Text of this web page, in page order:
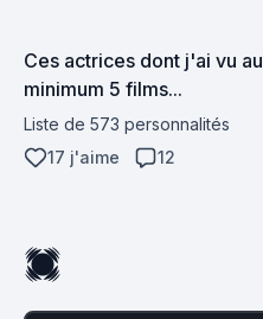
Ces actrices dont j'ai vu au
minimum 5 films...
Liste de 573 personnalités
17 j'aime
12